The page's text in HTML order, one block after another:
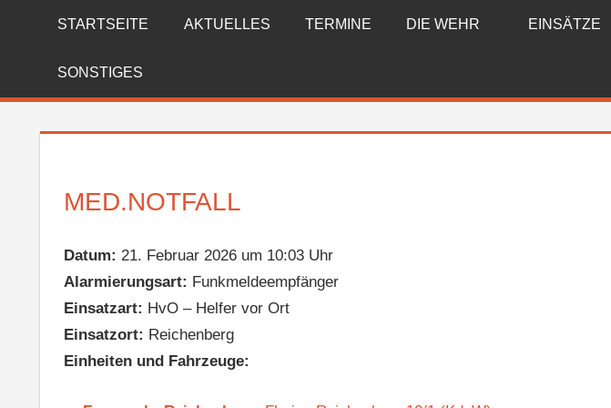
FREIWILLIGE
FEUERWEHR
REICHENBERG
STARTSEITE AKTUELLES TERMINE DIE WEHR EINSÄTZE
SONSTIGES
MED.NOTFALL
Datum: 21. Februar 2026 um 10:03 Uhr
Alarmierungsart: Funkmeldeempfänger
Einsatzart: HvO – Helfer vor Ort
Einsatzort: Reichenberg
Einheiten und Fahrzeuge: